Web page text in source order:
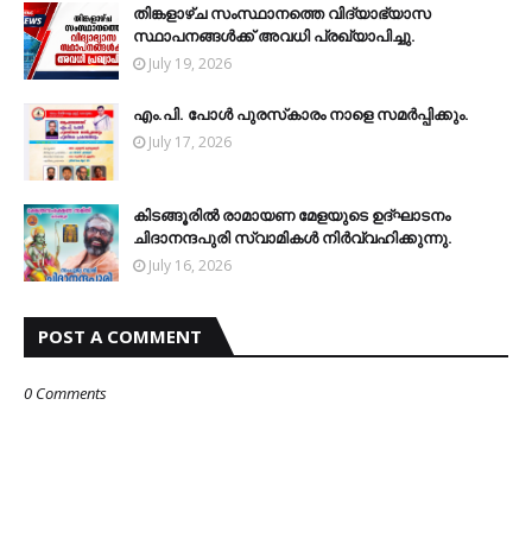
തിങ്കളാഴ്ച സംസ്ഥാനത്തെ വിദ്യാഭ്യാസ
സ്ഥാപനങ്ങള്‍ക്ക് അവധി പ്രഖ്യാപിച്ചു.
July 19, 2026
എം.പി. പോള്‍ പുരസ്‌കാരം നാളെ സമര്‍പ്പിക്കും.
July 17, 2026
കിടങ്ങൂരില്‍ രാമായണ മേളയുടെ ഉദ്ഘാടനം
ചിദാനന്ദപുരി സ്വാമികള്‍ നിര്‍വ്വഹിക്കുന്നു.
July 16, 2026
POST A COMMENT
0 Comments